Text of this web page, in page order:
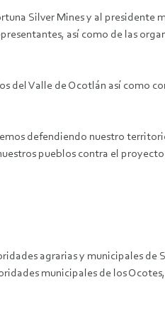
Silver Mines y al
así como de las
del Valle de Ocotlán así como
defendiendo nuestro
pueblos contra el proyecto
agrarias y municipales
municipales de los